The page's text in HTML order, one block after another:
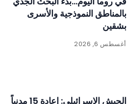
بالمناطق النموذجية والأسرى
بشقين
أغسطس 6, 2026
الجيش الإسرائيلي: إعادة 15 مدنياً